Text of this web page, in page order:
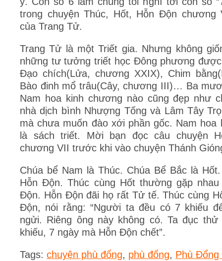
trong chuyện Thúc, Hốt, Hỗn Độn chương
của Trang Tử.
Trang Tử là một Triết gia. Nhưng không
những tư tưởng triết học Đông phương
Đạo chích(Lửa, chương XXIX), Chim
Bào đinh mổ trâu(Cây, chương III)… Ba
Nam hoa kinh chương nào cũng đẹp như
nhà dịch bình Nhượng Tống và Lâm Tây
mà chưa muốn đào xới phần gốc. Nam hoa
là sách triết. Mời bạn đọc câu chuyện
chương VII trước khi vào chuyện Thánh
Chúa bể Nam là Thúc. Chúa Bể Bắc là
Hỗn Độn. Thúc cùng Hốt thường gặp
Độn. Hỗn Độn đãi họ rất Tử tế. Thúc cùng
Độn, nói rằng: “Người ta đều có 7 khiếu
ngửi. Riêng ông này không có. Ta đục
khiếu, 7 ngày mà Hỗn Độn chết”.
Tags: chuyện phù đổng, phù đổng, Phù